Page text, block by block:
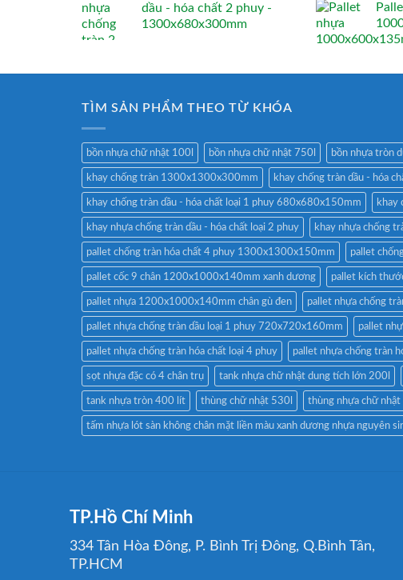
dầu - hóa chất 2 phuy -
1300x680x300mm
TÌM SẢN PHẨM THEO TỪ KHÓA
bồn nhựa chữ nhật 100l bồn nhựa chữ nhật 750l bồn nhựa tròn
khay chống tràn 1300x1300x300mm khay chống tràn dầu - hóa
khay chống tràn dầu - hóa chất loại 1 phuy 680x680x150mm khay
khay nhựa chống tràn dầu - hóa chất loại 2 phuy khay nhựa chống
pallet chống tràn hóa chất 4 phuy 1300x1300x150mm pallet
pallet cốc 9 chân 1200x1000x140mm xanh dương pallet kích
pallet nhựa 1200x1000x140mm chân gù đen pallet nhựa chống
pallet nhựa chống tràn dầu loại 1 phuy 720x720x160mm pallet
pallet nhựa chống tràn hóa chất loại 4 phuy pallet nhựa chống tràn
sọt nhựa đặc có 4 chân trụ tank nhựa chữ nhật dung tích lớn 200l
tank nhựa tròn 400 lít thùng chữ nhật 530l thùng nhựa chữ
tấm nhựa lót sàn không chân mặt liền màu xanh dương nhựa nguyên
TP.Hồ Chí Minh
334 Tân Hòa Đông, P. Bình Trị Đông, Q.Bình Tân,
TP.HCM